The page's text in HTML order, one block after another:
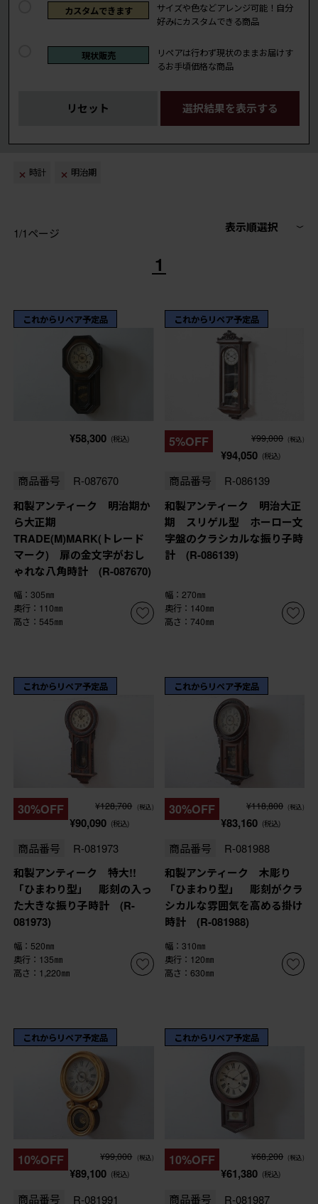
カスタムできます
サイズや色などアレンジ可能！自分
好みにカスタムできる商品
現状販売
リペアは行わず現状のままお届けす
るお手頃価格な商品
リセット 選択結果を表示する
時計 明治期
1/1ページ 表示順選択
1
これからリペア予定品
¥58,300 (税込)
商品番号 R-087670
和製アンティーク 明治期か
ら大正期
TRADE(M)MARK(トレード
マーク) 扉の金文字がおし
ゃれな八角時計 (R-087670)
幅：305㎜
奥行：110㎜
高さ：545㎜
これからリペア予定品
5%OFF ¥99,000 (税込)
¥94,050 (税込)
商品番号 R-086139
和製アンティーク 明治大正
期 スリゲル型 ホーロー文
字盤のクラシカルな振り子時
計 (R-086139)
幅：270㎜
奥行：140㎜
高さ：740㎜
これからリペア予定品
30%OFF ¥128,700 (税込)
¥90,090 (税込)
商品番号 R-081973
和製アンティーク 特大!!
「ひまわり型」 彫刻の入っ
た大きな振り子時計 (R-
081973)
幅：520㎜
奥行：135㎜
高さ：1,220㎜
これからリペア予定品
30%OFF ¥118,800 (税込)
¥83,160 (税込)
商品番号 R-081988
和製アンティーク 木彫り
「ひまわり型」 彫刻がクラ
シカルな雰囲気を高める掛け
時計 (R-081988)
幅：310㎜
奥行：120㎜
高さ：630㎜
これからリペア予定品
10%OFF ¥99,000 (税込)
¥89,100 (税込)
商品番号 R-081991
これからリペア予定品
10%OFF ¥68,200 (税込)
¥61,380 (税込)
商品番号 R-081987